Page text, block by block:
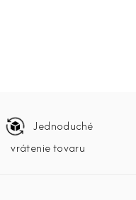
Jednoduché
vrátenie tovaru